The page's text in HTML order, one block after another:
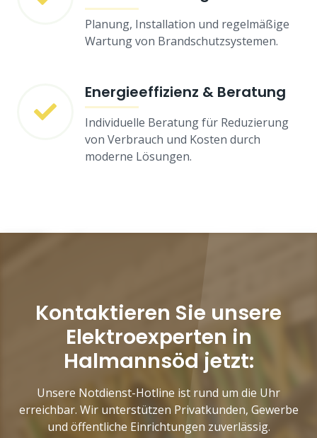
Planung, Installation und regelmäßige
Wartung von Brandschutzsystemen.
Energieeffizienz & Beratung
Individuelle Beratung für Reduzierung
von Verbrauch und Kosten durch
moderne Lösungen.
Kontaktieren Sie unsere
Elektroexperten in
Halmannsöd jetzt:
Unsere Notdienst-Hotline ist rund um die Uhr
erreichbar. Wir unterstützen Privatkunden, Gewerbe
und öffentliche Einrichtungen zuverlässig.